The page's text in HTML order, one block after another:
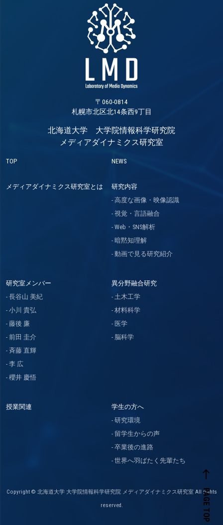
west
PAGE TOP
〒060-0814
札幌市北区北14条西9丁目
北海道大学 大学院情報科学研究院
メディアダイナミクス研究室
TOP NEWS
メディアダイナミクス研究室とは
研究内容
高度な画像・映像認識
視覚・言語融合
Web・SNS解析
暗黙知理解
動画で見る研究紹介
研究室メンバー
長谷山 美紀
小川 貴弘
藤後 廉
前田 圭介
斉藤 直輝
李 広
櫻井 慶悟
異分野融合研究
土木工学
材料科学
医学
脳科学
授業関連
学生の方へ
研究環境
留学生からの声
卒業後の進路
世界へ羽ばたく先輩たち
Copyright © 北海道大学 大学院情報科学研究院 メディアダイナミクス研究室 All rights
reserved.